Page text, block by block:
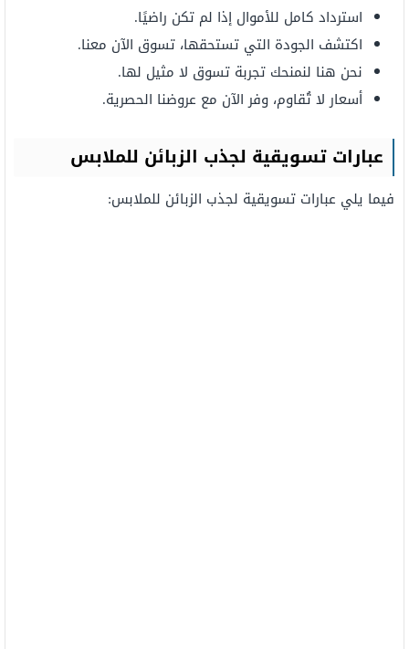
استرداد كامل للأموال إذا لم تكن راضيًا.
اكتشف الجودة التي تستحقها، تسوق الآن معنا.
نحن هنا لنمنحك تجربة تسوق لا مثيل لها.
أسعار لا تُقاوم، وفر الآن مع عروضنا الحصرية.
عبارات تسويقية لجذب الزبائن للملابس
فيما يلي عبارات تسويقية لجذب الزبائن للملابس: